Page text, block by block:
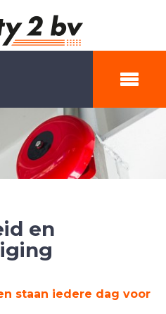
en
staan iedere dag voor